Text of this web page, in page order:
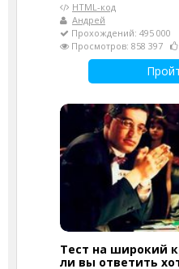
HTML-код
Андрей
Прохождений: 495 000
Просмотров: 858 397
Тест на широкий
ли вы ответить